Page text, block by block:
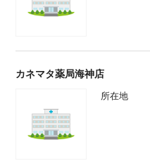
カネマタ薬局海神店
所在地